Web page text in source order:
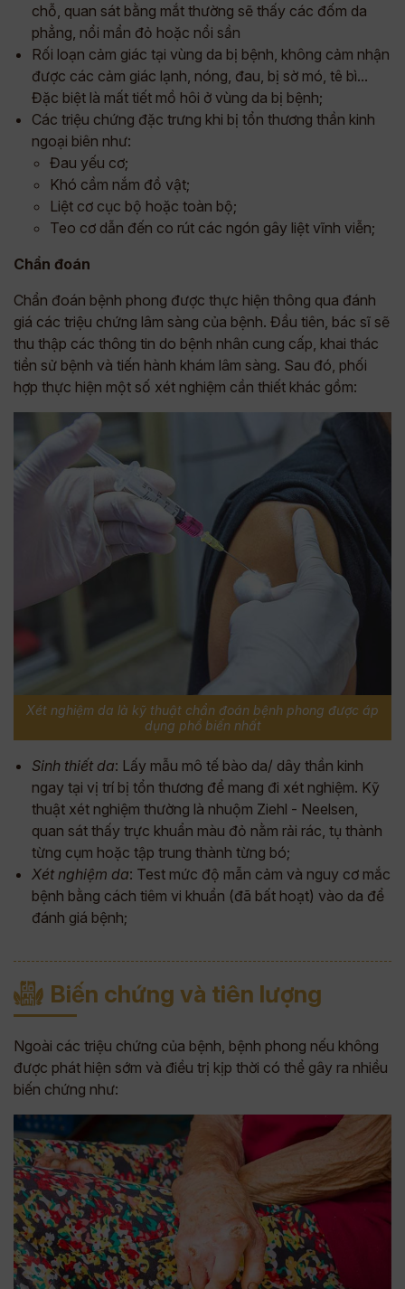
chỗ, quan sát bằng mắt thường sẽ thấy các đốm da
phẳng, nổi mẩn đỏ hoặc nổi sần
Rối loạn cảm giác tại vùng da bị bệnh, không cảm nhận
được các cảm giác lạnh, nóng, đau, bị sờ mó, tê bì...
Đặc biệt là mất tiết mồ hôi ở vùng da bị bệnh;
Các triệu chứng đặc trưng khi bị tổn thương thần kinh
ngoại biên như:
Đau yếu cơ;
Khó cầm nắm đồ vật;
Liệt cơ cục bộ hoặc toàn bộ;
Teo cơ dẫn đến co rút các ngón gây liệt vĩnh viễn;
Chẩn đoán
Chẩn đoán bệnh phong được thực hiện thông qua đánh
giá các triệu chứng lâm sàng của bệnh. Đầu tiên, bác sĩ sẽ
thu thập các thông tin do bệnh nhân cung cấp, khai thác
tiền sử bệnh và tiến hành khám lâm sàng. Sau đó, phối
hợp thực hiện một số xét nghiệm cần thiết khác gồm:
Xét nghiệm da là kỹ thuật chẩn đoán bệnh phong được áp
dụng phổ biến nhất
Sinh thiết da: Lấy mẫu mô tế bào da/ dây thần kinh
ngay tại vị trí bị tổn thương để mang đi xét nghiệm. Kỹ
thuật xét nghiệm thường là nhuộm Ziehl - Neelsen,
quan sát thấy trực khuẩn màu đỏ nằm rải rác, tụ thành
từng cụm hoặc tập trung thành từng bó;
Xét nghiệm da: Test mức độ mẫn cảm và nguy cơ mắc
bệnh bằng cách tiêm vi khuẩn (đã bất hoạt) vào da để
đánh giá bệnh;
Biến chứng và tiên lượng
Ngoài các triệu chứng của bệnh, bệnh phong nếu không
được phát hiện sớm và điều trị kịp thời có thể gây ra nhiều
biến chứng như: